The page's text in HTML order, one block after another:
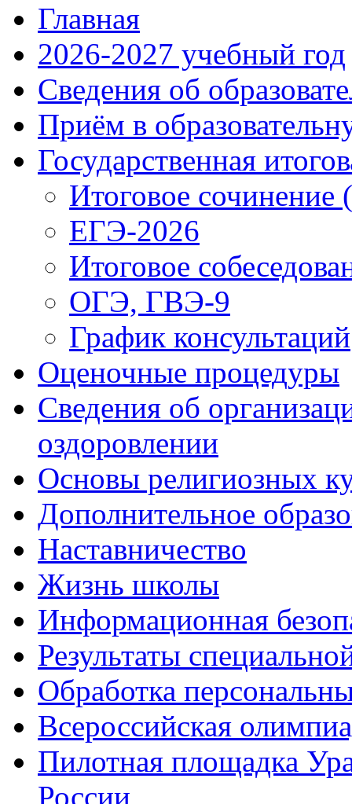
Главная
2026-2027 учебный год
Сведения об
Приём в
Государственная
Итоговое сочинение
ЕГЭ-2026
Итоговое
ОГЭ, ГВЭ-9
График консультаций
Оценочные процедуры
Сведения об
оздоровлении
Основы религиозных
Дополнительное
Наставничество
Жизнь школы
Информационная
Результаты
Обработка
Всероссийская
Пилотная площадка
России